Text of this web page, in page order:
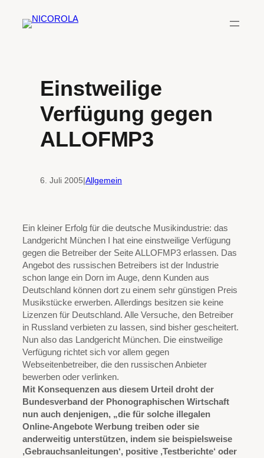
Inhalt
Einstweilige
Verfügung gegen
ALLOFMP3
6. Juli 2005|Allgemein
Ein kleiner Erfolg für die deutsche Musikindustrie: das
Landgericht München I hat eine einstweilige Verfügung
gegen die Betreiber der Seite ALLOFMP3 erlassen. Das
Angebot des russischen Betreibers ist der Industrie
schon lange ein Dorn im Auge, denn Kunden aus
Deutschland können dort zu einem sehr günstigen Preis
Musikstücke erwerben. Allerdings besitzen sie keine
Lizenzen für Deutschland. Alle Versuche, den Betreiber
in Russland verbieten zu lassen, sind bisher gescheitert.
Nun also das Landgericht München. Die einstweilige
Verfügung richtet sich vor allem gegen
Webseitenbetreiber, die den russischen Anbieter
bewerben oder verlinken.
Mit Konsequenzen aus diesem Urteil droht der
Bundesverband der Phonographischen Wirtschaft
nun auch denjenigen, „die für solche illegalen
Online-Angebote Werbung treiben oder sie
anderweitig unterstützen, indem sie beispielsweise
‚Gebrauchsanleitungen‘, positive ‚Testberichte‘ oder